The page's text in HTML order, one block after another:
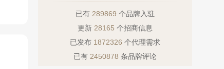
已有 289869 个品牌入驻
更新 28165 个招商信息
已发布 1872326 个代理需求
已有 2450878 条品牌评论